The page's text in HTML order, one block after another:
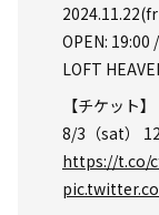
OPEN: 19:00
LOFT
【チケット】
8/3（sat）
https://t.co/